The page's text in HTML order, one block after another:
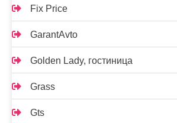
Fix Price
GarantAvto
Golden Lady, гостиница
Grass
Gts